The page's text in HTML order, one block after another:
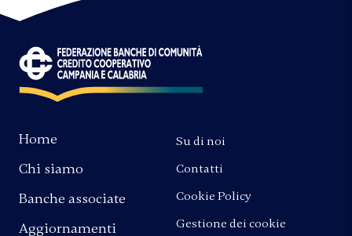
Home
Chi siamo
Banche associate
Aggiornamenti
Su di noi
Contatti
Cookie Policy
Gestione dei cookie